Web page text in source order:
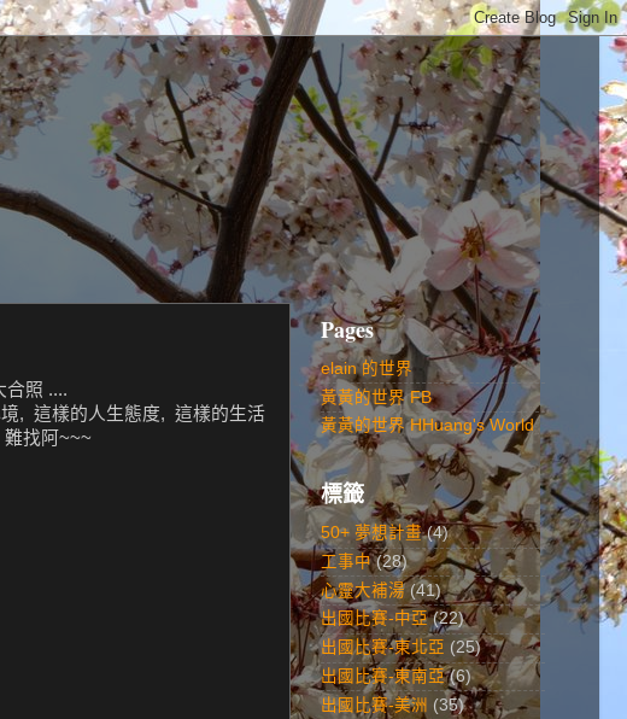
合照 ....
, 這樣的人生態度, 這樣的生活
找阿~~~
Pages
elain 的世界
黃黃的世界 FB
黃黃的世界 HHuang's World
標籤
50+ 夢想計畫 (4)
工事中 (28)
心靈大補湯 (41)
出國比賽-中亞 (22)
出國比賽-東北亞 (25)
出國比賽-東南亞 (6)
出國比賽-美洲 (35)